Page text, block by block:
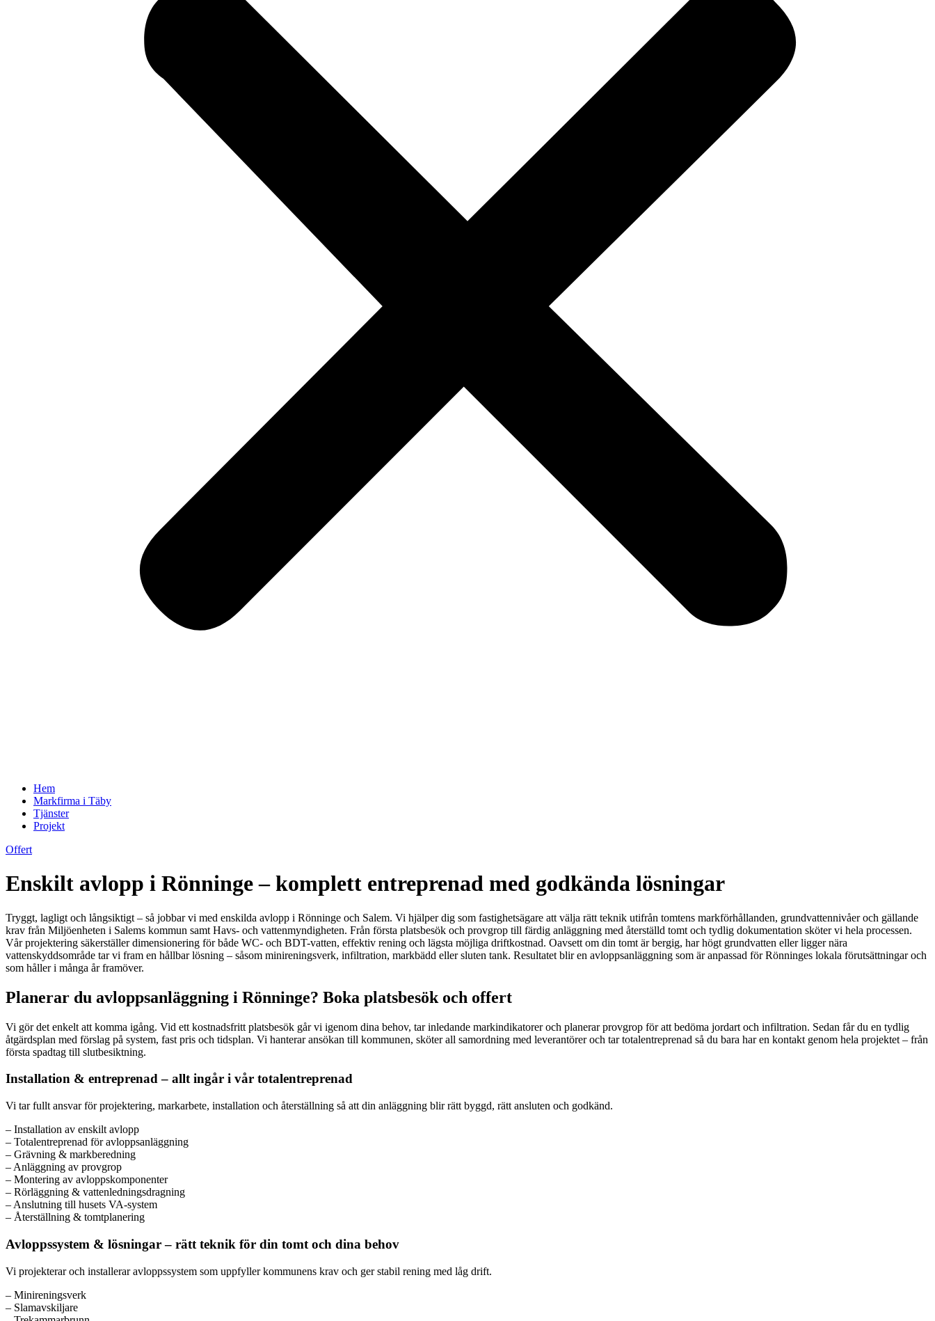
Hem
Markfirma i Täby
Tjänster
Projekt
Offert
Enskilt avlopp i Rönninge – komplett entreprenad med godkända lösningar
Tryggt, lagligt och långsiktigt – så jobbar vi med enskilda avlopp i Rönninge och Salem. Vi hjälper dig som fastighetsägare att välja rätt teknik utifrån tomtens markförhållanden, grundvattennivåer och gällande
krav från Miljöenheten i Salems kommun samt Havs- och vattenmyndigheten. Från första platsbesök och provgrop till färdig anläggning med återställd tomt och tydlig dokumentation sköter vi hela processen.
Vår projektering säkerställer dimensionering för både WC- och BDT-vatten, effektiv rening och lägsta möjliga driftkostnad. Oavsett om din tomt är bergig, har högt grundvatten eller ligger nära
vattenskyddsområde tar vi fram en hållbar lösning – såsom minireningsverk, infiltration, markbädd eller sluten tank. Resultatet blir en avloppsanläggning som är anpassad för Rönninges lokala förutsättningar och
som håller i många år framöver.
Planerar du avloppsanläggning i Rönninge? Boka platsbesök och offert
Vi gör det enkelt att komma igång. Vid ett kostnadsfritt platsbesök går vi igenom dina behov, tar inledande markindikatorer och planerar provgrop för att bedöma jordart och infiltration. Sedan får du en tydlig
åtgärdsplan med förslag på system, fast pris och tidsplan. Vi hanterar ansökan till kommunen, sköter all samordning med leverantörer och tar totalentreprenad så du bara har en kontakt genom hela projektet – från
första spadtag till slutbesiktning.
Installation & entreprenad – allt ingår i vår totalentreprenad
Vi tar fullt ansvar för projektering, markarbete, installation och återställning så att din anläggning blir rätt byggd, rätt ansluten och godkänd.
– Installation av enskilt avlopp
– Totalentreprenad för avloppsanläggning
– Grävning & markberedning
– Anläggning av provgrop
– Montering av avloppskomponenter
– Rörläggning & vattenledningsdragning
– Anslutning till husets VA-system
– Återställning & tomtplanering
Avloppssystem & lösningar – rätt teknik för din tomt och dina behov
Vi projekterar och installerar avloppssystem som uppfyller kommunens krav och ger stabil rening med låg drift.
– Minireningsverk
– Slamavskiljare